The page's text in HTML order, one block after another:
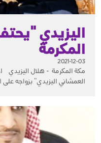
اليزيدي
المكرمة
2021-12-03
مكة المكرمة - هلال اليزيدي
العمشاني اليزيدي" بزواجه